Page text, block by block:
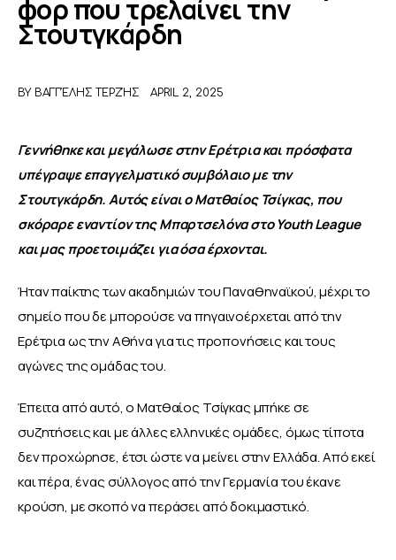
ΑΦΙΕΡΩΜΑΤΑ
MEET THE TEAM
φορ που τρελαίνει την
Στουτγκάρδη
BY ΒΑΓΓΈΛΗΣ ΤΕΡΖΉΣ APRIL 2, 2025
Γεννήθηκε και μεγάλωσε στην Ερέτρια και πρόσφατα
υπέγραψε επαγγελματικό συμβόλαιο με την
Στουτγκάρδη. Αυτός είναι ο Ματθαίος Τσίγκας, που
σκόραρε εναντίον της Μπαρτσελόνα στο Youth League
και μας προετοιμάζει για όσα έρχονται.
Ήταν παίκτης των ακαδημιών του Παναθηναϊκού, μέχρι το
σημείο που δε μπορούσε να πηγαινοέρχεται από την
Ερέτρια ως την Αθήνα για τις προπονήσεις και τους
αγώνες της ομάδας του.
Έπειτα από αυτό, ο Ματθαίος Τσίγκας μπήκε σε
συζητήσεις και με άλλες ελληνικές ομάδες, όμως τίποτα
δεν προχώρησε, έτσι ώστε να μείνει στην Ελλάδα. Από εκεί
και πέρα, ένας σύλλογος από την Γερμανία του έκανε
κρούση, με σκοπό να περάσει από δοκιμαστικό.